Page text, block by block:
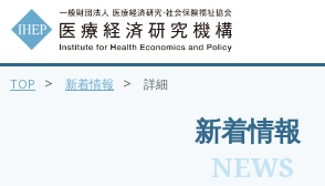
新着情報
NEWS
TOP > 新着情報 > 詳細